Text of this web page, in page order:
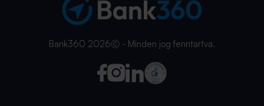
Bank360 2026Ⓒ - Minden jog fenntartva.